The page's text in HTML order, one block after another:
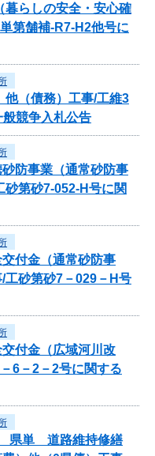
暮らしの安全・安心確
第舗補-R7-H2他号に
（債務）工事/工維3
競争入札公告
防事業（通常砂防事
第砂7-052-H号に関
付金（通常砂防事
砂第砂7－029－H号
付金（広域河川改
6－2－2号に関する
県単 道路維持修繕